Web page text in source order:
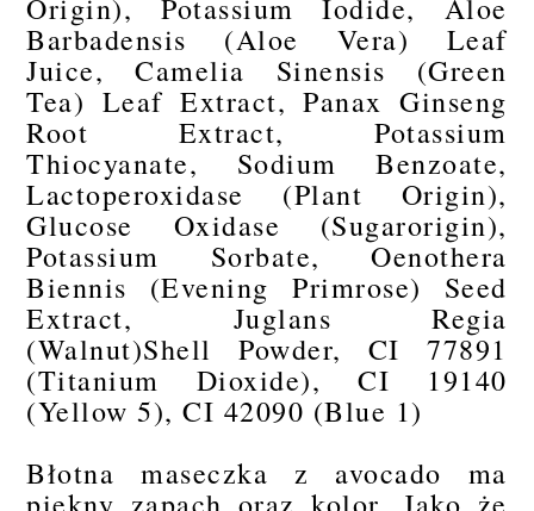
Origin), Potassium Iodide, Aloe
Barbadensis (Aloe Vera) Leaf
Juice, Camelia Sinensis (Green
Tea) Leaf Extract, Panax Ginseng
Root Extract, Potassium
Thiocyanate, Sodium Benzoate,
Lactoperoxidase (Plant Origin),
Glucose Oxidase (Sugarorigin),
Potassium Sorbate, Oenothera
Biennis (Evening Primrose) Seed
Extract, Juglans Regia
(Walnut)Shell Powder, CI 77891
(Titanium Dioxide), CI 19140
(Yellow 5), CI 42090 (Blue 1)
Błotna maseczka z avocado ma